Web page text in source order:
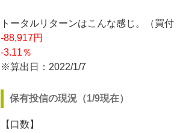
トータルリターンはこんな感じ。（買付
-88,917円
-3.11％
※算出日：2022/1/7
保有投信の現況（1/9現在）
【口数】